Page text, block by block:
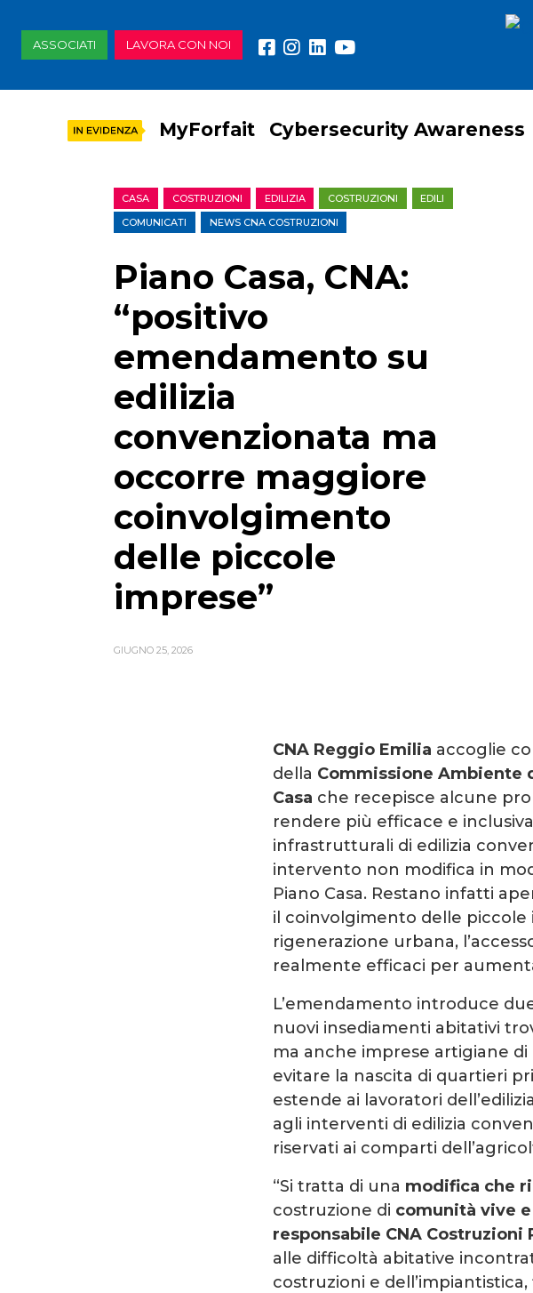
ASSOCIATI LAVORA CON NOI
MyForfait Cybersecurity Awareness
CASA COSTRUZIONI EDILIZIA COSTRUZIONI
EDILI
COMUNICATI
NEWS CNA COSTRUZIONI
Piano Casa, CNA:
“positivo
emendamento su
edilizia
convenzionata ma
occorre maggiore
coinvolgimento
delle piccole
imprese”
GIUGNO 25, 2026
CNA Reggio Emilia accoglie
della Commissione Ambiente
Casa che recepisce alcune
rendere più efficace e
infrastrutturali di edilizia
intervento non modifica in
Piano Casa. Restano infatti
il coinvolgimento delle piccole
rigenerazione urbana,
realmente efficaci per
L’emendamento introduce
nuovi insediamenti abitativi
ma anche imprese artigiane
evitare la nascita di quartieri
estende ai lavoratori
agli interventi di edilizia
riservati ai comparti
“Si tratta di una modifica che
costruzione di comunità vive
responsabile CNA Costruzioni
alle difficoltà abitative
costruzioni e